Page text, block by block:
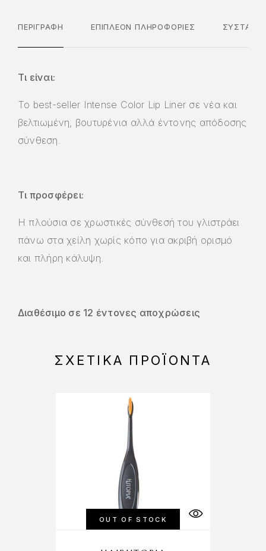
ΠΕΡΙΓΡΑΦΉ ΕΠΙΠΛΈΟΝ ΠΛΗΡΟΦΟΡΊΕΣ
Τι είναι:
Το best-seller Intense Color Lip Liner σε νέα και
βελτιωμένη, βουτυρένια αλλά έντονης απόδοσης
σύνθεση.
Τι προσφέρει:
Η πλούσια σε χρωστικές σύνθεσή του γλιστράει
πάνω στα χείλη χωρίς κόπο για ακριβή ορισμό
και πλήρη κάλυψη.
Διαθέσιμο σε 12 έντονες αποχρώσεις
ΣΧΕΤΙΚΆ ΠΡΟΪΌΝΤΑ
OUT OF STOCK